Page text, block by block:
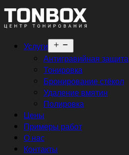
Услуги
меню
Антигравийная защита
Тонировка
Бронирование стёкол
Удаление вмятин
Полировка
Цены
Примеры работ
О нас
Контакты